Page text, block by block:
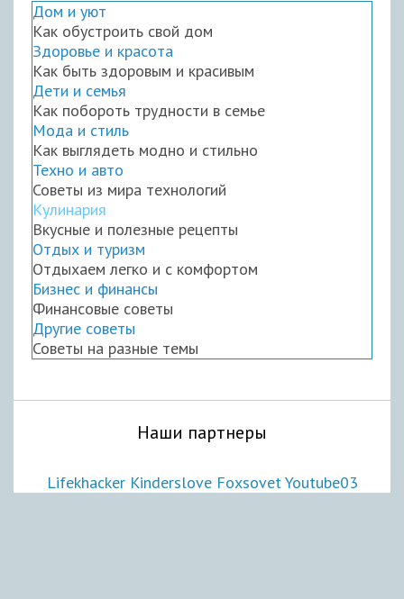
Дом и уют
Как обустроить свой дом
Здоровье и красота
Как быть здоровым и красивым
Дети и семья
Как побороть трудности в семье
Мода и стиль
Как выглядеть модно и стильно
Техно и авто
Советы из мира технологий
Кулинария
Вкусные и полезные рецепты
Отдых и туризм
Отдыхаем легко и с комфортом
Бизнес и финансы
Финансовые советы
Другие советы
Советы на разные темы
Наши партнеры
Lifekhacker Kinderslove FoxsovetYoutube03